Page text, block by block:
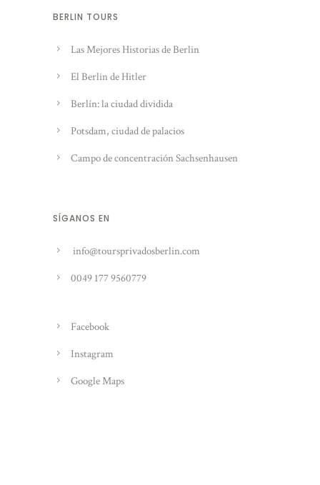
BERLIN TOURS
Las Mejores Historias de Berlin
El Berlin de Hitler
Berlín: la ciudad dividida
Potsdam, ciudad de palacios
Campo de concentración Sachsenhausen
SÍGANOS EN
info@toursprivadosberlin.com
0049 177 9560779
Facebook
Instagram
Google Maps